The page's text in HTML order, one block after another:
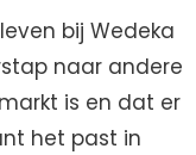
bij Wedeka
naar andere
is en dat er
het past in